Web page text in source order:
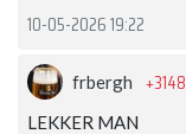
10-05-2026 19:22
frbergh
LEKKER MAN